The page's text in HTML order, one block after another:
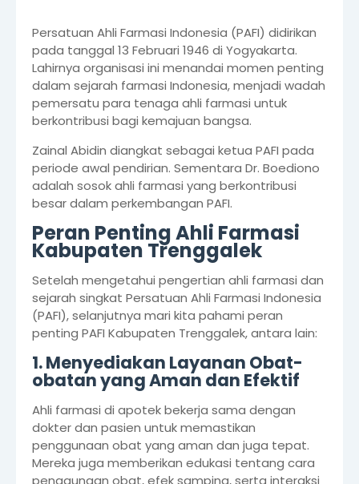
Persatuan Ahli Farmasi Indonesia (PAFI) didirikan
pada tanggal 13 Februari 1946 di Yogyakarta.
Lahirnya organisasi ini menandai momen penting
dalam sejarah farmasi Indonesia, menjadi wadah
pemersatu para tenaga ahli farmasi untuk
berkontribusi bagi kemajuan bangsa.
Zainal Abidin diangkat sebagai ketua PAFI pada
periode awal pendirian. Sementara Dr. Boediono
adalah sosok ahli farmasi yang berkontribusi
besar dalam perkembangan PAFI.
Peran Penting Ahli Farmasi
Kabupaten Trenggalek
Setelah mengetahui pengertian ahli farmasi dan
sejarah singkat Persatuan Ahli Farmasi Indonesia
(PAFI), selanjutnya mari kita pahami peran
penting PAFI Kabupaten Trenggalek, antara lain:
1. Menyediakan Layanan Obat-
obatan yang Aman dan Efektif
Ahli farmasi di apotek bekerja sama dengan
dokter dan pasien untuk memastikan
penggunaan obat yang aman dan juga tepat.
Mereka juga memberikan edukasi tentang cara
penggunaan obat, efek samping, serta interaksi